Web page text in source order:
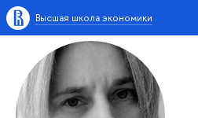
Высшая школа экономики